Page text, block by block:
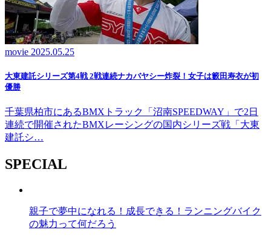
movie 2025.05.25
大東建託シリーズ第4戦 2戦連続ナカバヤシー炸裂！女子は籔田寿衣が初
優勝
千葉県柏市にあるBMXトラック「沼南SPEEDWAY」で2日
連続で開催されたBMXレーシングの国内シリーズ戦「大東
建託シ…
SPECIAL
親子で夢中になれる！成長できる！ランニングバイク
の魅力って何だろう